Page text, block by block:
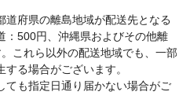
道府県の離島地域が配送先となる
：500円、沖縄県およびその他離
これら以外の配送地域でも、一部
る場合がございます。
ても指定日通り届かない場合がご